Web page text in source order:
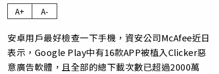
A+ A-
安卓用戶最好檢查一下手機，資安公司McAfee近日
表示，Google Play中有16款APP被植入Clicker惡
意廣告軟體，且全部的總下載次數已超過2000萬